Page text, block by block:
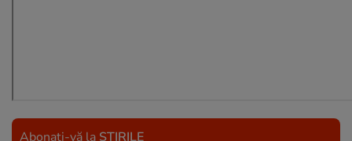
Abonați-vă la ȘTIRILE